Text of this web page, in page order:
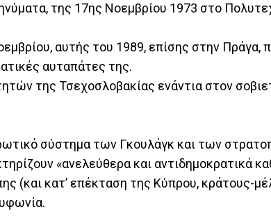
της 17ης Νοεμβρίου 1973 στο
αυτής του 1989, επίσης στην Πράγα,
αυταπάτες της.
της Τσεχοσλοβακίας ενάντια στον
σύστημα των Γκουλάγκ και των
«ανελεύθερα και αντιδημοκρατικά
(και κατ’ επέκταση της Κύπρου, κράτους-